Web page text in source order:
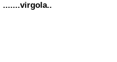
.......virgola..